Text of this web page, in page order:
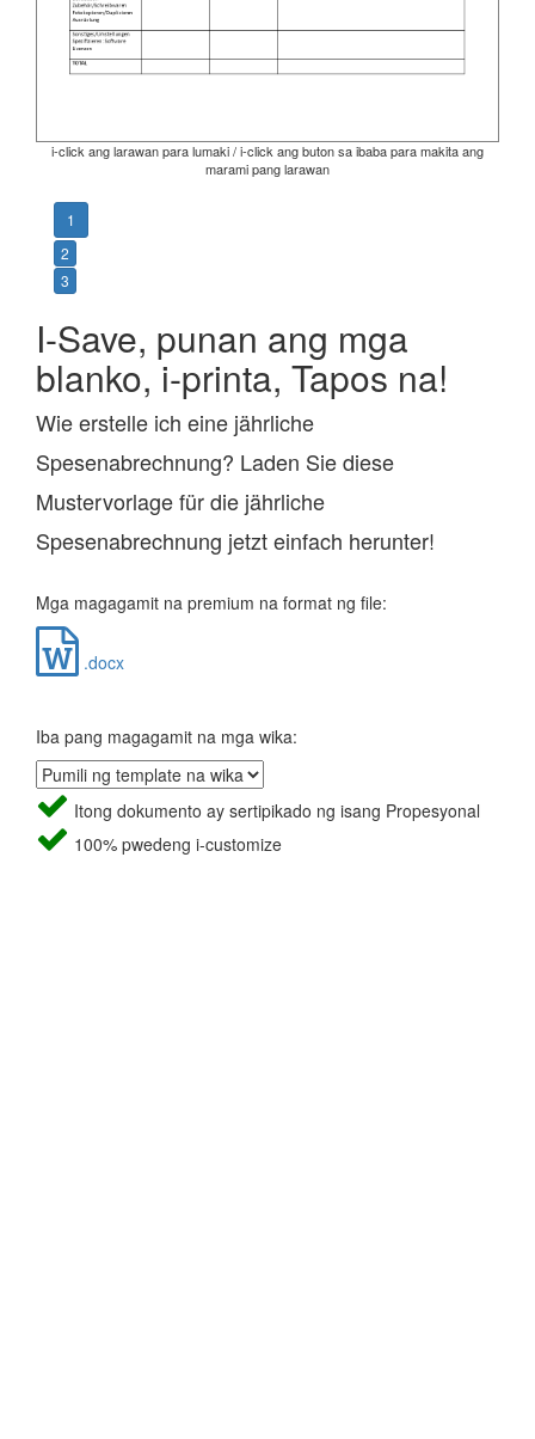
i-click ang larawan para lumaki / i-click ang buton sa ibaba para makita ang
marami pang larawan
1
2
3
I-Save, punan ang mga
blanko, i-printa, Tapos na!
Wie erstelle ich eine jährliche
Spesenabrechnung? Laden Sie diese
Mustervorlage für die jährliche
Spesenabrechnung jetzt einfach herunter!
Mga magagamit na premium na format ng file:
.docx
Iba pang magagamit na mga wika:
Itong dokumento ay sertipikado ng isang Propesyonal
100% pwedeng i-customize